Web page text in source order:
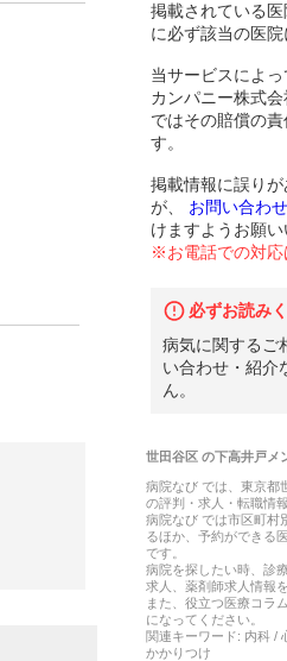
掲載されている
に必ず該当の医院
当サービスによ
カンパニー株式
ではその賠償の
す。
掲載情報に誤り
が、
お問い合わ
けますようお願い
※お電話での対応
必ずお読み
病気に関するご
い合わせ・紹介
ん。
世田谷区の下高井戸メ
病院なび では、 東京都
の評判・求人・転職情
病院なび では市区町村
るほか、予約ができる
です。
病院を探したい時、診
求人、薬剤師求人情報
また、役立つ医療コラ
になってください。
関連キーワード: 内科 /
かかりつけ